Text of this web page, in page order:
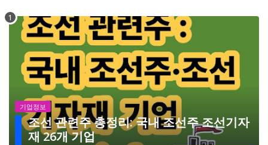
기업정보
조선 관련주 총정리: 국내 조선주 조선기자
재 26개 기업